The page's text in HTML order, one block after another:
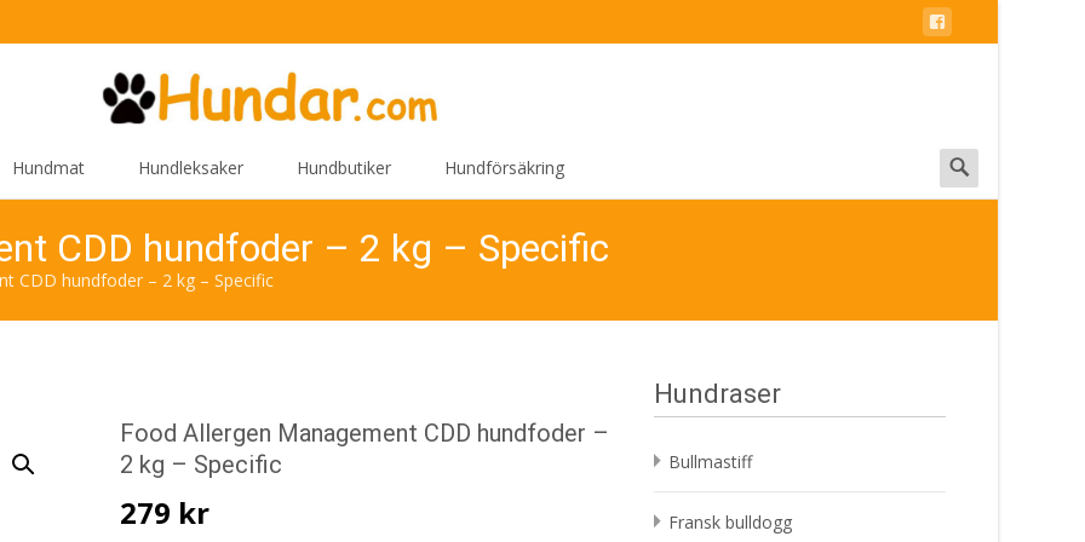
Hundmat Hundleksaker Hundbutiker Hundförsäkring
Search
for:
CDD hundfoder – 2 kg – Specific
CDD hundfoder – 2 kg – Specific
Food Allergen Management CDD hundfoder –
2 kg – Specific
279 kr
Hundraser
Bullmastiff
Fransk bulldogg